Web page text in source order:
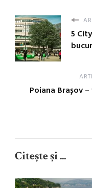
5
Poiana Brașov
Citește și ...